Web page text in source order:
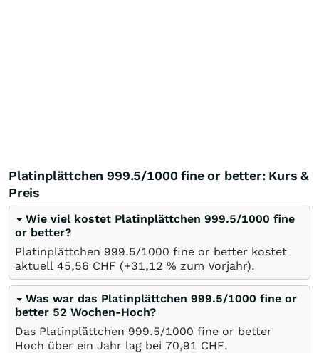
Platinplättchen 999.5/1000 fine or better: Kurs &
Preis
Wie viel kostet Platinplättchen 999.5/1000 fine
or better?
Platinplättchen 999.5/1000 fine or better kostet
aktuell 45,56 CHF (+31,12 % zum Vorjahr).
Was war das Platinplättchen 999.5/1000 fine or
better 52 Wochen-Hoch?
Das Platinplättchen 999.5/1000 fine or better
Hoch über ein Jahr lag bei 70,91 CHF.